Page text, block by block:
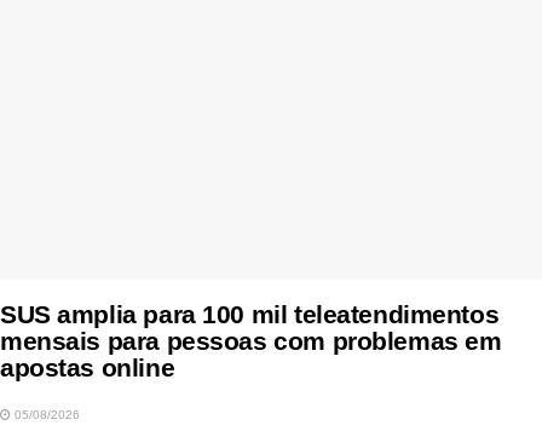
SUS amplia para 100 mil teleatendimentos
mensais para pessoas com problemas em
apostas online
05/08/2026